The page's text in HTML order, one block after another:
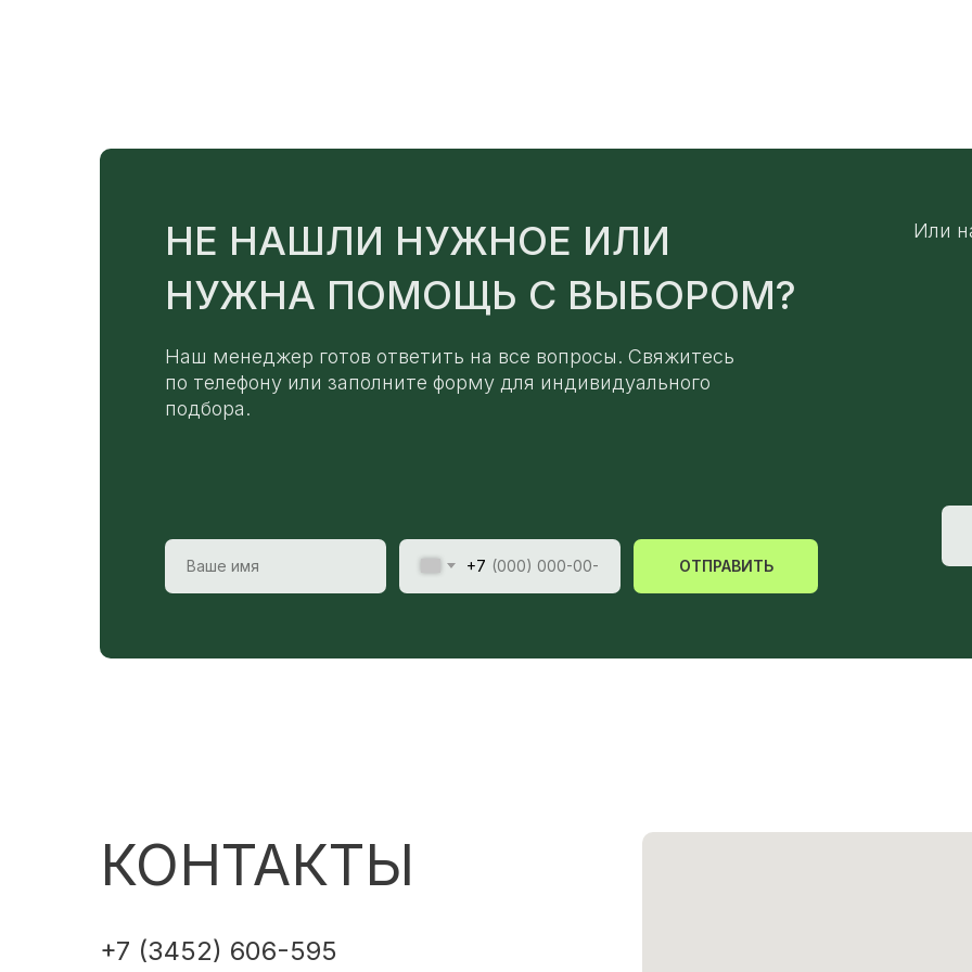
НЕ НАШЛИ НУЖНОЕ ИЛИ
НУЖНА ПОМОЩЬ С ВЫБОРОМ?
Или
Наш менеджер готов ответить на все вопросы. Свяжитесь
по телефону или заполните форму для индивидуального
подбора.
+7 ОТПРАВИТЬ
КОНТАКТЫ
+7 (3452) 606-595